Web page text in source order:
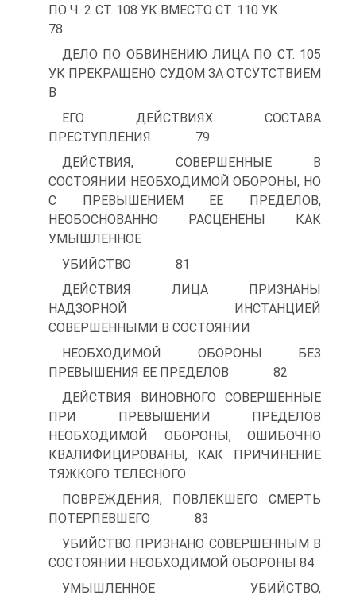
ПО Ч. 2 СТ. 108 УК ВМЕСТО СТ. 110 УК
78
ДЕЛО ПО ОБВИНЕНИЮ ЛИЦА ПО СТ. 105
УК ПРЕКРАЩЕНО СУДОМ ЗА ОТСУТСТВИЕМ
В
ЕГО ДЕЙСТВИЯХ СОСТАВА
ПРЕСТУПЛЕНИЯ 79
ДЕЙСТВИЯ, СОВЕРШЕННЫЕ В
СОСТОЯНИИ НЕОБХОДИМОЙ ОБОРОНЫ, НО
С ПРЕВЫШЕНИЕМ ЕЕ ПРЕДЕЛОВ,
НЕОБОСНОВАННО РАСЦЕНЕНЫ КАК
УМЫШЛЕННОЕ
УБИЙСТВО 81
ДЕЙСТВИЯ ЛИЦА ПРИЗНАНЫ
НАДЗОРНОЙ ИНСТАНЦИЕЙ
СОВЕРШЕННЫМИ В СОСТОЯНИИ
НЕОБХОДИМОЙ ОБОРОНЫ БЕЗ
ПРЕВЫШЕНИЯ ЕЕ ПРЕДЕЛОВ 82
ДЕЙСТВИЯ ВИНОВНОГО СОВЕРШЕННЫЕ
ПРИ ПРЕВЫШЕНИИ ПРЕДЕЛОВ
НЕОБХОДИМОЙ ОБОРОНЫ, ОШИБОЧНО
КВАЛИФИЦИРОВАНЫ, КАК ПРИЧИНЕНИЕ
ТЯЖКОГО ТЕЛЕСНОГО
ПОВРЕЖДЕНИЯ, ПОВЛЕКШЕГО СМЕРТЬ
ПОТЕРПЕВШЕГО 83
УБИЙСТВО ПРИЗНАНО СОВЕРШЕННЫМ В
СОСТОЯНИИ НЕОБХОДИМОЙ ОБОРОНЫ 84
УМЫШЛЕННОЕ УБИЙСТВО,